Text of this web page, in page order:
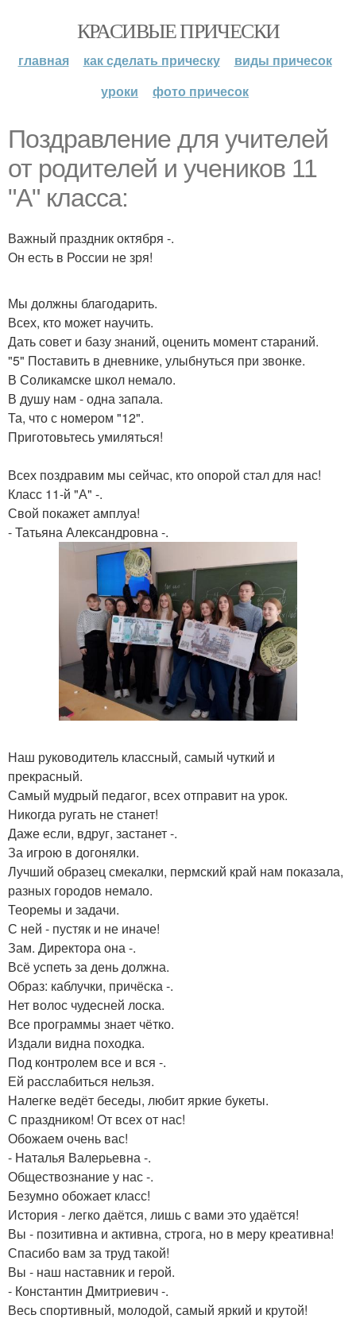
КРАСИВЫЕ ПРИЧЕСКИ
главная как сделать прическу
виды причесок
уроки
фото причесок
Поздравление для учителей
от родителей и учеников 11
"А" класса:
Важный праздник октября -.
Он есть в России не зря!
Мы должны благодарить.
Всех, кто может научить.
Дать совет и базу знаний, оценить момент стараний.
"5" Поставить в дневнике, улыбнуться при звонке.
В Соликамске школ немало.
В душу нам - одна запала.
Та, что с номером "12".
Приготовьтесь умиляться!
Всех поздравим мы сейчас, кто опорой стал для нас!
Класс 11-й "А" -.
Свой покажет амплуа!
- Татьяна Александровна -.
Наш руководитель классный, самый чуткий и
прекрасный.
Самый мудрый педагог, всех отправит на урок.
Никогда ругать не станет!
Даже если, вдруг, застанет -.
За игрою в догонялки.
Лучший образец смекалки, пермский край нам показала,
разных городов немало.
Теоремы и задачи.
С ней - пустяк и не иначе!
Зам. Директора она -.
Всё успеть за день должна.
Образ: каблучки, причёска -.
Нет волос чудесней лоска.
Все программы знает чётко.
Издали видна походка.
Под контролем все и вся -.
Ей расслабиться нельзя.
Налегке ведёт беседы, любит яркие букеты.
С праздником! От всех от нас!
Обожаем очень вас!
- Наталья Валерьевна -.
Обществознание у нас -.
Безумно обожает класс!
История - легко даётся, лишь с вами это удаётся!
Вы - позитивна и активна, строга, но в меру креативна!
Спасибо вам за труд такой!
Вы - наш наставник и герой.
- Константин Дмитриевич -.
Весь спортивный, молодой, самый яркий и крутой!